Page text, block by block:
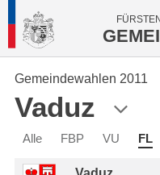
Gemeindewahlen 2011
Vaduz
Alle FBP VU FL